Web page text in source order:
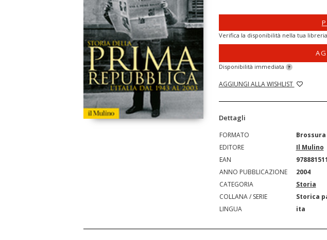
Verifica la disponibilità nella tua libreria
Disponibilità immediata ?
AGGIUNGI ALLA WISHLIST
Dettagli
FORMATO
Brossura
EDITORE
Il Mulino
EAN
ANNO PUBBLICAZIONE
2004
CATEGORIA
Storia
COLLANA / SERIE
Storica
LINGUA
ita